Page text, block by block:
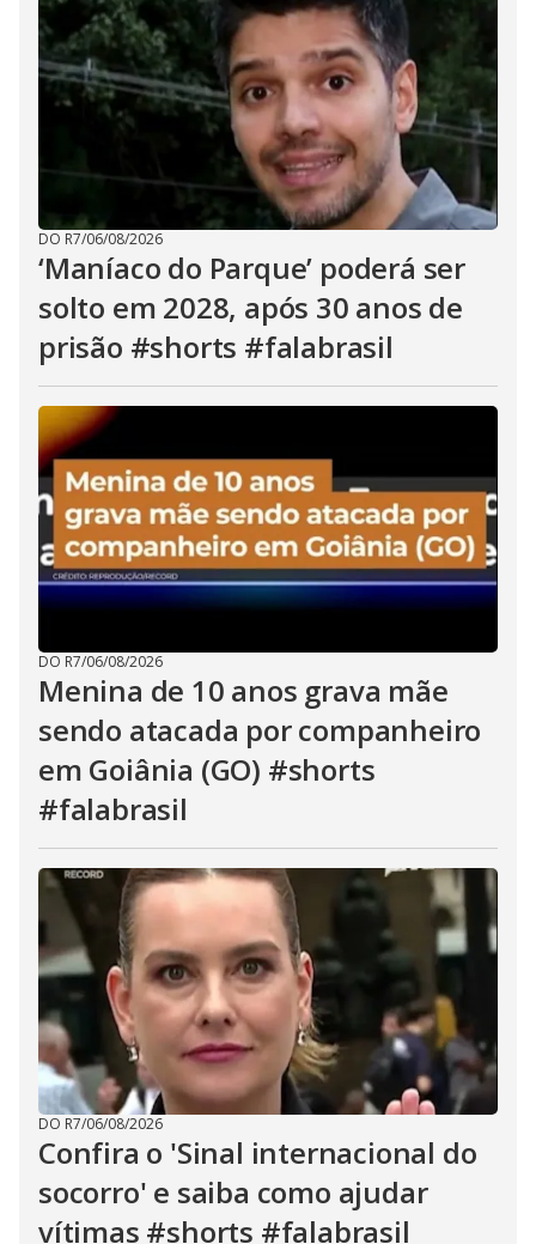
DO R7/06/08/2026
‘Maníaco do Parque’ poderá ser
solto em 2028, após 30 anos de
prisão #shorts #falabrasil
DO R7/06/08/2026
Menina de 10 anos grava mãe
sendo atacada por companheiro
em Goiânia (GO) #shorts
#falabrasil
DO R7/06/08/2026
Confira o 'Sinal internacional do
socorro' e saiba como ajudar
vítimas #shorts #falabrasil